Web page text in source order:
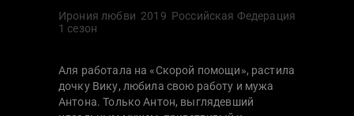
Ирония любви 2019 Российская Федерация
1 сезон
Аля работала на «Скорой помощи», растила
дочку Вику, любила свою работу и мужа
Антона. Только Антон, выглядевший